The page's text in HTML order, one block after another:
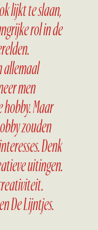
lijkt te slaan,
rol in de
allemaal
men
Maar
zouden
Denk
uitingen.
De Lijntjes.